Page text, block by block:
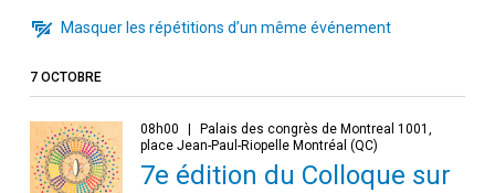
Masquer les répétitions d’un même événement
7 OCTOBRE
08h00
Palais des congrès de Montreal 1001,
place Jean-Paul-Riopelle Montréal (QC)
7e édition du Colloque sur